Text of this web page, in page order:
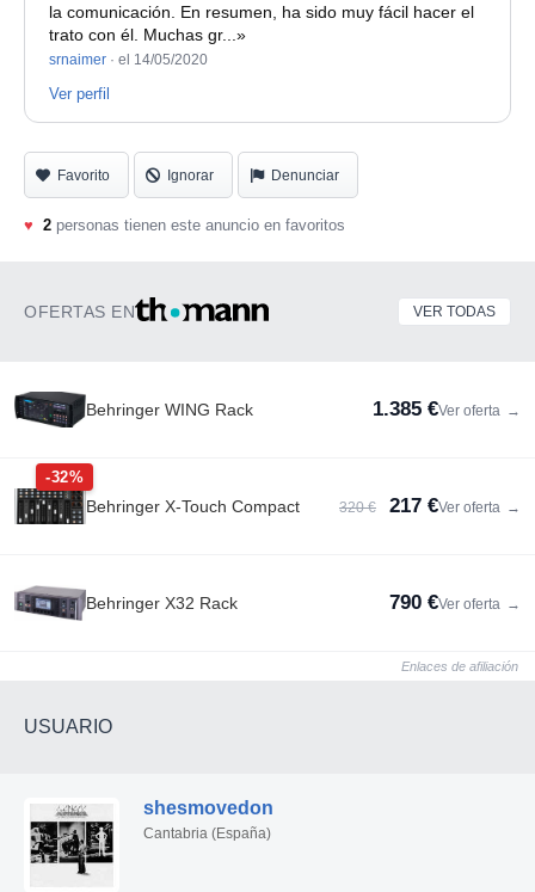
la comunicación. En resumen, ha sido muy fácil hacer el
trato con él. Muchas gr...»
srnaimer · el 14/05/2020
Ver perfil
Favorito Ignorar Denunciar
♥ 2 personas tienen este anuncio en favoritos
OFERTAS EN VER TODAS
Behringer WING Rack 1.385 €Ver oferta →
-32%
Behringer X-Touch Compact 320 € 217 €Ver oferta →
Behringer X32 Rack 790 €Ver oferta →
Enlaces de afiliación
USUARIO
shesmovedon
Cantabria (España)